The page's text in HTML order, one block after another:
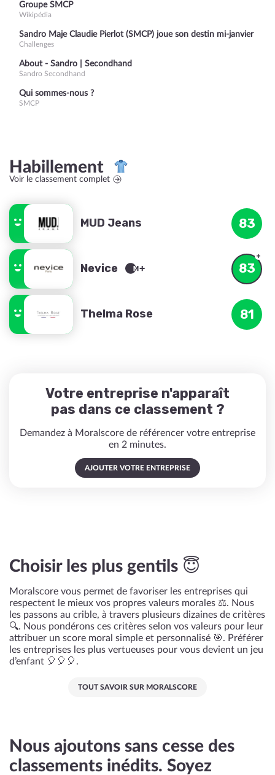
Groupe SMCP
Wikipédia
Sandro Maje Claudie Pierlot (SMCP) joue son destin mi-janvier
Challenges
About - Sandro | Secondhand
Sandro Secondhand
Qui sommes-nous ?
SMCP
Habillement
Voir le classement complet
MUD Jeans 83
Nevice 83
Thelma Rose 81
Votre entreprise n'apparaît
pas dans ce classement ?
Demandez à Moralscore de référencer votre entreprise
en 2 minutes.
AJOUTER VOTRE ENTREPRISE
Choisir les plus gentils 😇
Moralscore vous permet de favoriser les entreprises qui
respectent le mieux vos propres valeurs morales ⚖️. Nous
les passons au crible, à travers plusieurs dizaines de critères
🔍. Nous pondérons ces critères selon vos valeurs pour leur
attribuer un score moral simple et personnalisé 🎯. Préférer
les entreprises les plus vertueuses pour vous devient un jeu
d’enfant 🎈🎈🎈.
TOUT SAVOIR SUR MORALSCORE
Nous ajoutons sans cesse des
classements inédits. Soyez